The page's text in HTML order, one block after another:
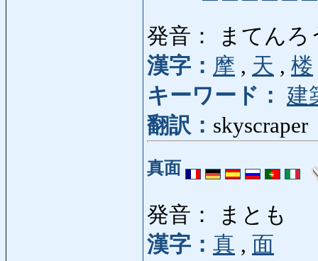
発音： まてんろ
漢字： 摩 , 天 , 楼
キーワード：
建
翻訳： skyscraper
真面
発音： まとも
漢字： 真 , 面